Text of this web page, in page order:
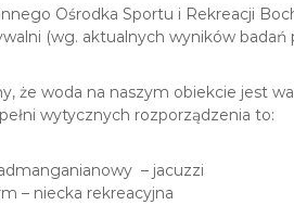
Ośrodka Sportu i Rekreacji
(wg. aktualnych wyników badań
że woda na naszym obiekcie jest
wytycznych rozporządzenia to:
– jacuzzi
– niecka rekreacyjna